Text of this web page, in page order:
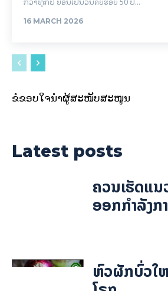
16 MARCH 2026
ຂໍຂອບໃຈນຳຜູ້ສະໜັບສະໜູນ
Latest posts
ຄວນເຮັດແນ
ອອກກຳລັງກ
ຫົວຜັກບົ່ວໃ